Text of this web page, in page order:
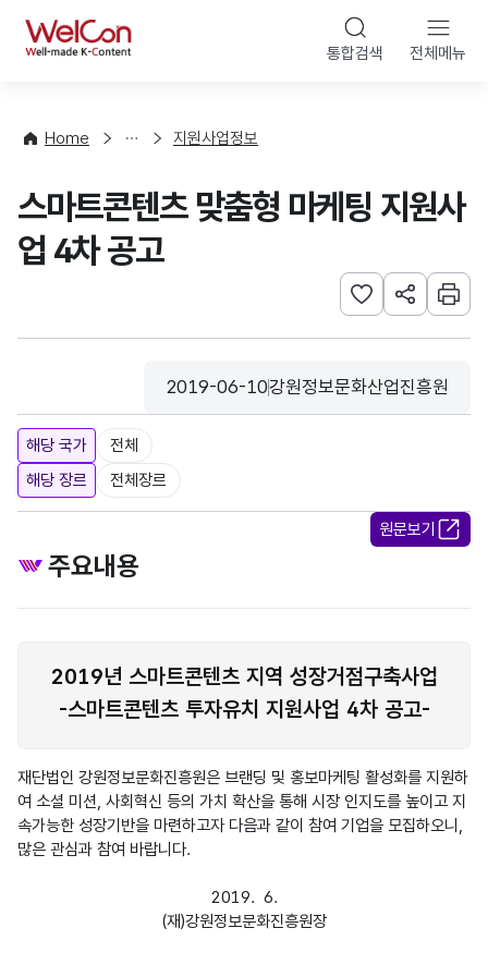
WelCon 통합검색 전체메뉴
Home
사
청
지원사업정보
스마트콘텐츠 맞춤형 마케팅 지원사
업 4차 공고
관심사 등록하기
URL 공유하
인쇄
등록일
2019-06-10
수집기관
강원정보문화산업진흥원
해당 국가
전체
해당 장르
전체장르
원문보기
주요내용
​2019년 스마트콘텐츠 지역 성장거점구축사업
-스마트콘텐츠 투자유치 지원사업 4차 공고-
재단법인 강원정보문화진흥원은 브랜딩 및 홍보마케팅 활성화를 지원하
여 소셜 미션, 사회혁신 등의 가치 확산을 통해 시장 인지도를 높이고 지
속가능한 성장기반을 마련하고자 다음과 같이 참여 기업을 모집하오니,
많은 관심과 참여 바랍니다.
2019.  6.
(재)강원정보문화진흥원장